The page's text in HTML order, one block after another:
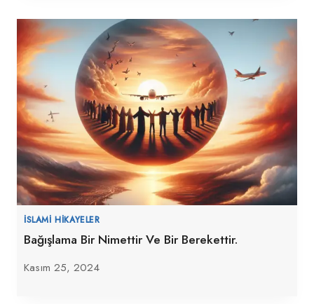
İSLAMI HIKAYELER
Bağışlama Bir Nimettir Ve Bir Berekettir.
Kasım 25, 2024